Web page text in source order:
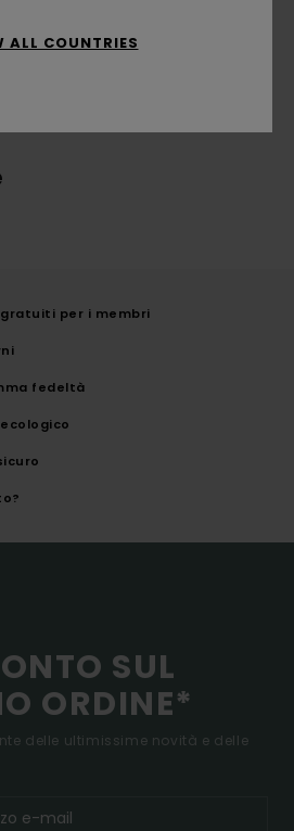
per i membri
fedeltà
SUL
ORDINE*
delle ultimissime novità e delle
ALL COUNTRIES